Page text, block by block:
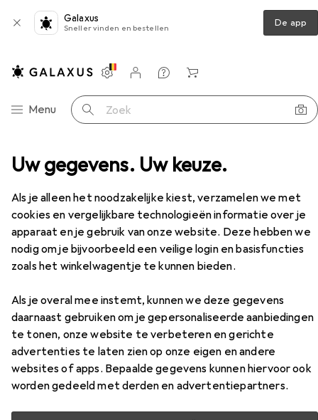
Uw gegevens. Uw keuze.
Als je alleen het noodzakelijke kiest, verzamelen we met
cookies en vergelijkbare technologieën informatie over je
apparaat en je gebruik van onze website. Deze hebben we
nodig om je bijvoorbeeld een veilige login en basisfuncties
zoals het winkelwagentje te kunnen bieden.
Als je overal mee instemt, kunnen we deze gegevens
daarnaast gebruiken om je gepersonaliseerde aanbiedingen
te tonen, onze website te verbeteren en gerichte
advertenties te laten zien op onze eigen en andere
websites of apps. Bepaalde gegevens kunnen hiervoor ook
worden gedeeld met derden en advertentiepartners.
Galaxus
Sneller vinden en bestellen De app
Categorie navigatie
Menu Zoek op
Instellingen
Klantenaccount
Produktvergelijking
Verlanglijstje
Winkelmandje
voor spelletjes Gaming stoel Fury Avenger L
EUR
148,47
FuryAvenger L
Accessoires voor Fury Avenger L